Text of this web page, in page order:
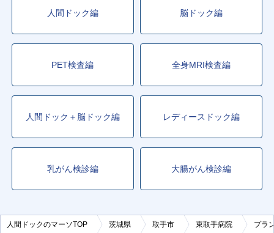
人間ドック編 脳ドック編
PET検査編 全身MRI検査編
人間ドック＋脳ドック編 レディースドック編
乳がん検診編 大腸がん検診編
人間ドックのマーソTOP 茨城県 取手市 東取手病院 プラ